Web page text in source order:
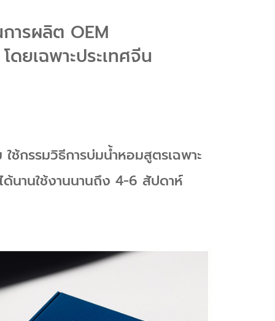
ารผลิต OEM
เฉพาะประเทศจีน
ช้กรรมวิธีการบ่มน้ำหอมสูตรเฉพาะ
นานใช้งานนานถึง 4-6 สัปดาห์